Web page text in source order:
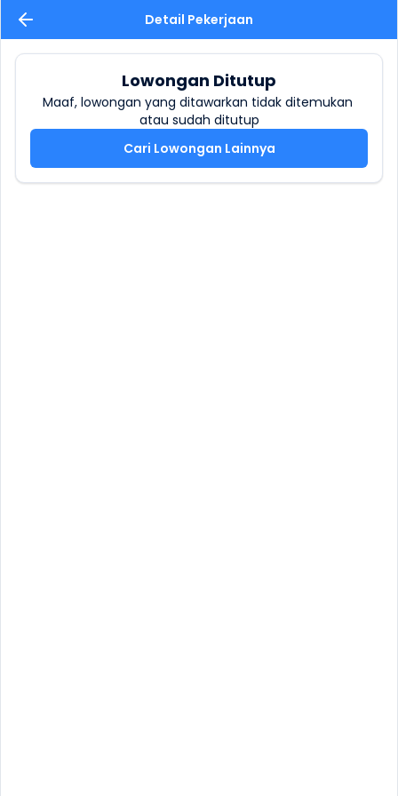
Detail Pekerjaan
Lowongan Ditutup
Maaf, lowongan yang ditawarkan tidak ditemukan
atau sudah ditutup
Cari Lowongan Lainnya